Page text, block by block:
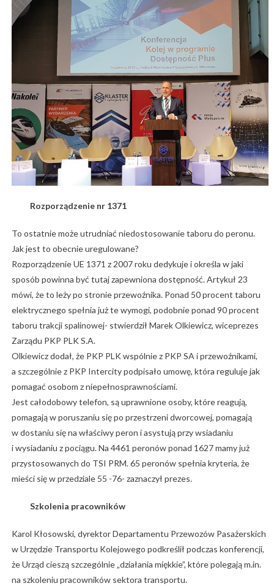
Rozporządzenie nr 1371
To ostatnie może utrudniać niedostosowanie taboru do peronu.
Jak jest to obecnie uregulowane?
Rozporządzenie UE 1371 z 2007 roku dedykuje i określa w jaki
sposób powinna być tutaj zapewniona dostępność. Artykuł 23
mówi, że to leży po stronie przewoźnika. Ponad 50 procent taboru
elektrycznego spełnia już te wymogi, podobnie ponad 90 procent
taboru trakcji spalinowej- stwierdził Marek Olkiewicz, wiceprezes
Zarządu PKP PLK S.A.
Olkiewicz dodał, że PKP PLK wspólnie z PKP SA i przewoźnikami,
a szczególnie z PKP Intercity podpisało umowę, która reguluje jak
pomagać osobom z niepełnosprawnościami.
Jest całodobowy telefon, są uprawnione osoby, które reagują,
pomagają w poruszaniu się po przestrzeni dworcowej, pomagają
w dostaniu się na właściwy peron i asystują przy wsiadaniu
i wysiadaniu z pociągu. Na 4461 peronów ponad 1627 mamy już
przystosowanych do TSI PRM. 65 peronów spełnia kryteria, że
mieści się w przedziale 55 -76- zaznaczył prezes.
Szkolenia pracowników
Karol Kłosowski, dyrektor Departamentu Przewozów Pasażerskich
w Urzędzie Transportu Kolejowego podkreślił podczas konferencji,
że Urząd cieszą szczególnie „działania miękkie”, które polegają m.in.
na szkoleniu pracowników sektora transportu.